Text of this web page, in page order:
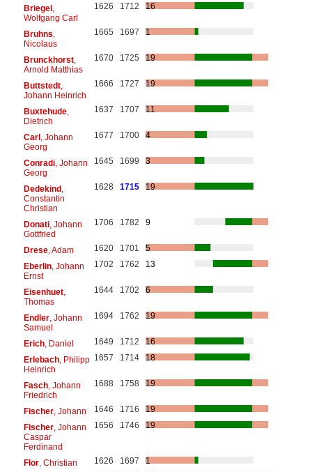
Briegel,
Wolfgang Carl
1626 1712 16
Bruhns
Nicolaus
1665 1697 1
Brunckhorst,
Arnold Matthias
1670 1725 19
Buttstedt,
Johann Heinrich
1666 1727 19
Buxtehude,
Dietrich
1637 1707 11
Carl, Johann
Georg
1677 1700 4
Conradi, Johann
Georg
1645 1699 3
Dedekind,
Constantin
Christian
1628 1715 19
Donati, Johann
Gottfried
1706 1782 9
Drese, Adam 1620 1701
5
Eberlin, Johann
Ernst
1702 1762 13
Eisenhuet,
Thomas
1644 1702 6
Endler, Johann
Samuel
1694 1762 19
Erich, Daniel 1649 1712
16
Erlebach, Philipp
Heinrich
1657 1714 18
Fasch, Johann
Friedrich
1688 1758 19
Fischer, Johann 1646 1716
19
Fischer, Johann
Caspar
Ferdinand
1656 1746 19
Flor, Christian 1626 1697
1